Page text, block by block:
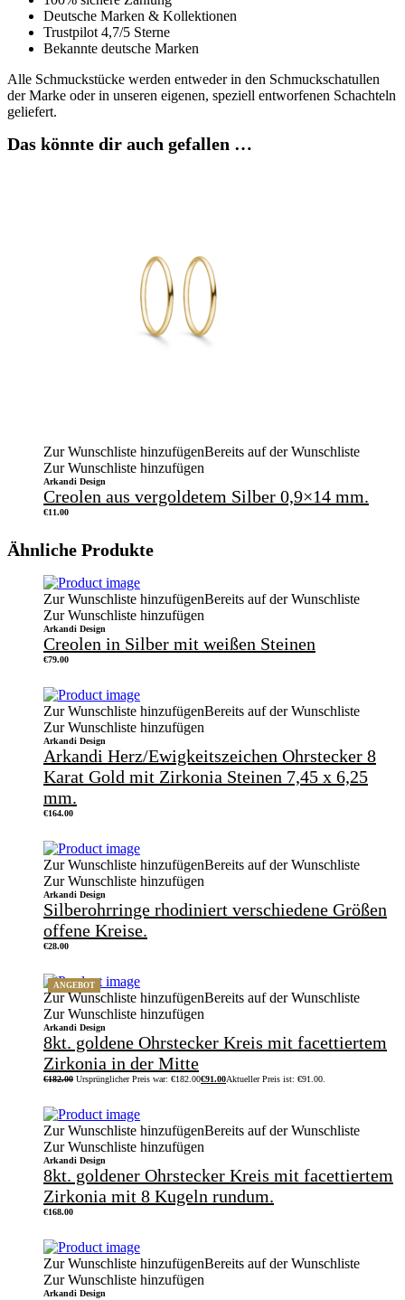
Deutsche Marken & Kollektionen
Trustpilot 4,7/5 Sterne
Bekannte deutsche Marken
Alle Schmuckstücke werden entweder in den Schmuckschatullen
der Marke oder in unseren eigenen, speziell entworfenen Schachteln
geliefert.
Das könnte dir auch gefallen …
Zur Wunschliste hinzufügenBereits auf der Wunschliste
Zur Wunschliste hinzufügen
Arkandi Design
Creolen aus vergoldetem Silber 0,9×14 mm.
€11.00
Ähnliche Produkte
Zur Wunschliste hinzufügenBereits auf der Wunschliste
Zur Wunschliste hinzufügen
Arkandi Design
Creolen in Silber mit weißen Steinen
€79.00
Zur Wunschliste hinzufügenBereits auf der Wunschliste
Zur Wunschliste hinzufügen
Arkandi Design
Arkandi Herz/Ewigkeitszeichen Ohrstecker 8
Karat Gold mit Zirkonia Steinen 7,45 x 6,25
mm.
€164.00
Zur Wunschliste hinzufügenBereits auf der Wunschliste
Zur Wunschliste hinzufügen
Arkandi Design
Silberohrringe rhodiniert verschiedene Größen
offene Kreise.
€28.00
ANGEBOT
Zur Wunschliste hinzufügenBereits auf der Wunschliste
Zur Wunschliste hinzufügen
Arkandi Design
8kt. goldene Ohrstecker Kreis mit facettiertem
Zirkonia in der Mitte
€182.00 Ursprünglicher Preis war: €182.00€91.00Aktueller Preis ist: €91.00.
Zur Wunschliste hinzufügenBereits auf der Wunschliste
Zur Wunschliste hinzufügen
Arkandi Design
8kt. goldener Ohrstecker Kreis mit facettiertem
Zirkonia mit 8 Kugeln rundum.
€168.00
Zur Wunschliste hinzufügenBereits auf der Wunschliste
Zur Wunschliste hinzufügen
Arkandi Design